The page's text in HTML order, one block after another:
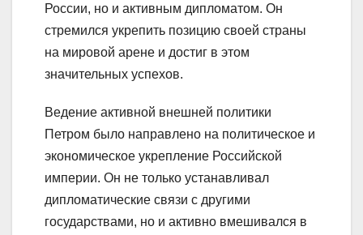
России, но и активным дипломатом. Он
стремился укрепить позицию своей страны
на мировой арене и достиг в этом
значительных успехов.
Ведение активной внешней политики
Петром было направлено на политическое и
экономическое укрепление Российской
империи. Он не только устанавливал
дипломатические связи с другими
государствами, но и активно вмешивался в